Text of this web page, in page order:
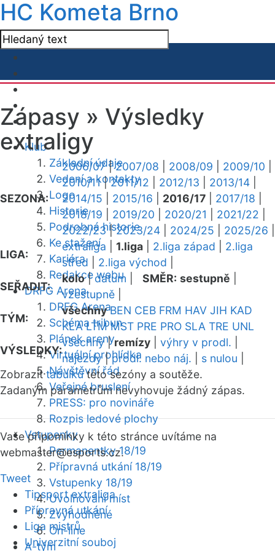
HC Kometa Brno
Klub
Základní údaje
Vedení a kontakty
Logo
Historie
Podrobná historie
Ke stažení
Kariéra
Redakce webu
DRFG Arena
DRFG Arena
Schéma tribun
Plánek areny
Virtuální prohlídka
Návštěvní řád
Veřejné bruslení
PRESS: pro novináře
Rozpis ledové plochy
Vstupenky
Permanentky 18/19
Přípravná utkání 18/19
Vstupenky 18/19
Uvolňování míst
Zvýhodněné
On-line
A-tým
Zápasy » Výsledky
extraligy
SEZONA:
2006/07|2007/08 2008/09 2009/10
2010/11|2011/12 2012/13 2013/14
2014/15
2015/16 2016/17 2017/18
2018/19
2019/20 2020/21 2021/22
2022/23|2023/24 2024/25 2025/26
LIGA:
extraliga 1.liga 2.liga západ
2.liga
střed
2.liga východ
SEŘADIT:
kolo|datum SMĚR: sestupně
vzestupně
TÝM:
všechny BEN CEB FRM HAV JIH KAD
KLA LTM MST PRE PRO SLA TRE UNL
VÝSLEDKY:
všechny|remízy výhry v prodl.
nájezdy|prodl. nebo náj. s nulou
Zobrazittabulkutéto sezóny a soutěže.
Zadaným parametrům nevyhovuje žádný zápas.
Vaše připomínky k této stránce uvítáme na
webmaster@esports.cz.
Tweet
Tipsport extraliga
Přípravná utkání
Liga mistrů
Univerzitní souboj